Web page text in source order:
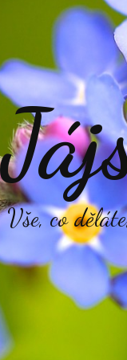
Vše, co